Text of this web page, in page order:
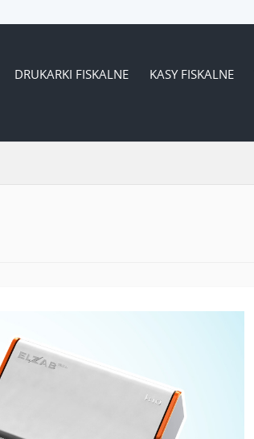
DRUKARKI FISKALNE KASY FISKALNE